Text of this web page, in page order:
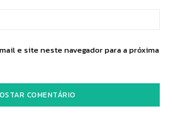
e site neste navegador para a próxima